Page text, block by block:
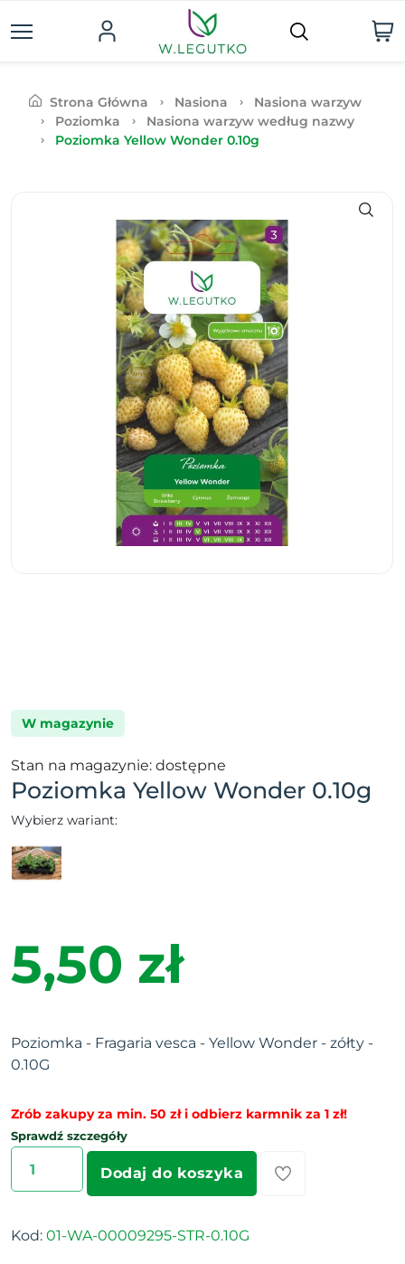
Strona Główna Nasiona
Nasiona warzyw
Poziomka
Nasiona warzyw według nazwy
Poziomka Yellow Wonder 0.10g
W magazynie
Stan na magazynie: dostępne
Poziomka Yellow Wonder 0.10g
Wybierz wariant:
5,50 zł
Poziomka - Fragaria vesca - Yellow Wonder - zółty -
0.10G
Zrób zakupy za min. 50 zł i odbierz karmnik za 1 zł!
Sprawdź szczegóły
Dodaj do koszyka
Kod: 01-WA-00009295-STR-0.10G